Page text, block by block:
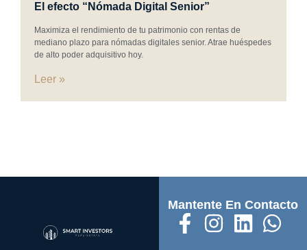
El efecto “Nómada Digital Senior”
Maximiza el rendimiento de tu patrimonio con rentas de
mediano plazo para nómadas digitales senior. Atrae huéspedes
de alto poder adquisitivo hoy.
Leer »
Mantente En Contacto